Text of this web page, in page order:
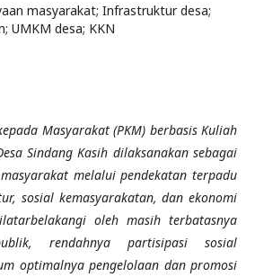
masyarakat; Infrastruktur desa;
UMKM desa; KKN
Masyarakat (PKM) berbasis Kuliah
Sindang Kasih dilaksanakan sebagai
melalui pendekatan terpadu
sosial kemasyarakatan, dan ekonomi
oleh masih terbatasnya
rendahnya partisipasi sosial
optimalnya pengelolaan dan promosi